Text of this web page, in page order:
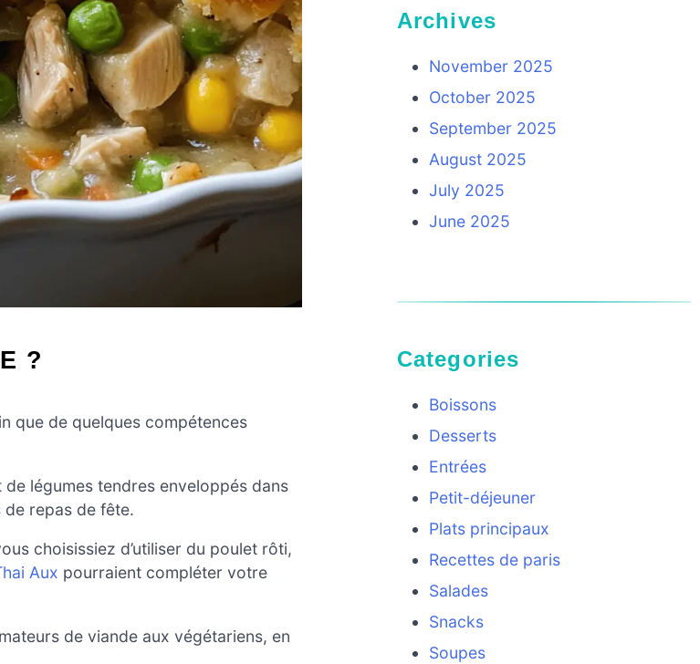
?
que de quelques compétences
légumes tendres enveloppés dans
repas de fête.
choisissiez d’utiliser du poulet rôti,
Aux pourraient compléter votre
de viande aux végétariens, en
Archives
November 2025
October 2025
September 2025
August 2025
July 2025
June 2025
Categories
Boissons
Desserts
Entrées
Petit-déjeuner
Plats principaux
Recettes de paris
Salades
Snacks
Soupes